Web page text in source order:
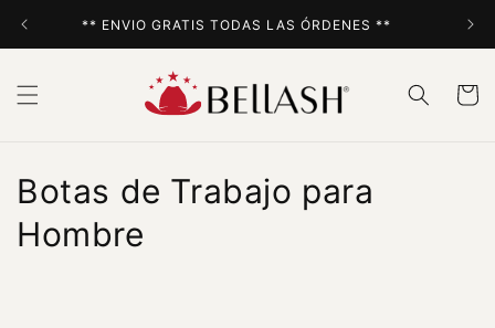
directamente
al contenido
** ENVIO GRATIS TODAS LAS ÓRDENES **
Carrito
C
o
Botas de Trabajo para
Hombre